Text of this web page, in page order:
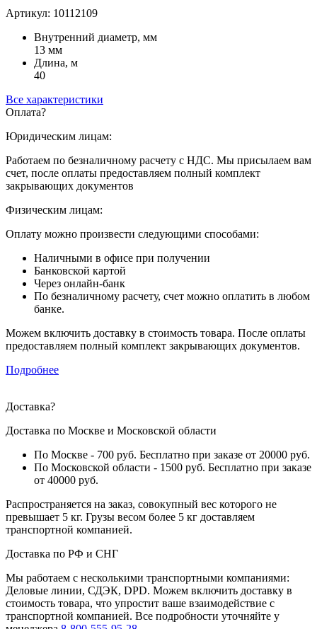
Артикул: 10112109
Внутренний диаметр, мм
13 мм
Длина, м
40
Все характеристики
Оплата?
Юридическим лицам:
Работаем по безналичному расчету с НДС. Мы присылаем вам
счет, после оплаты предоставляем полный комплект
закрывающих документов
Физическим лицам:
Оплату можно произвести следующими способами:
Наличными в офисе при получении
Банковской картой
Через онлайн-банк
По безналичному расчету, счет можно оплатить в любом
банке.
Можем включить доставку в стоимость товара. После оплаты
предоставляем полный комплект закрывающих документов.
Подробнее
Доставка?
Доставка по Москве и Московской области
По Москве - 700 руб. Бесплатно при заказе от 20000 руб.
По Московской области - 1500 руб. Бесплатно при заказе
от 40000 руб.
Распространяется на заказ, совокупный вес которого не
превышает 5 кг. Грузы весом более 5 кг доставляем
транспортной компанией.
Доставка по РФ и СНГ
Мы работаем с несколькими транспортными компаниями:
Деловые линии, СДЭК, DPD. Можем включить доставку в
стоимость товара, что упростит ваше взаимодействие с
транспортной компанией. Все подробности уточняйте у